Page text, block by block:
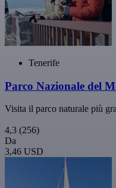
Tenerife
Parco Nazionale del
Visita il parco naturale più
4,3 (256)
Da
3,46 USD